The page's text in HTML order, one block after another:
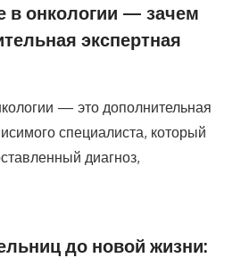
в онкологии — зачем
экспертная
— это дополнительная
специалиста, который
диагноз,
до новой жизни: